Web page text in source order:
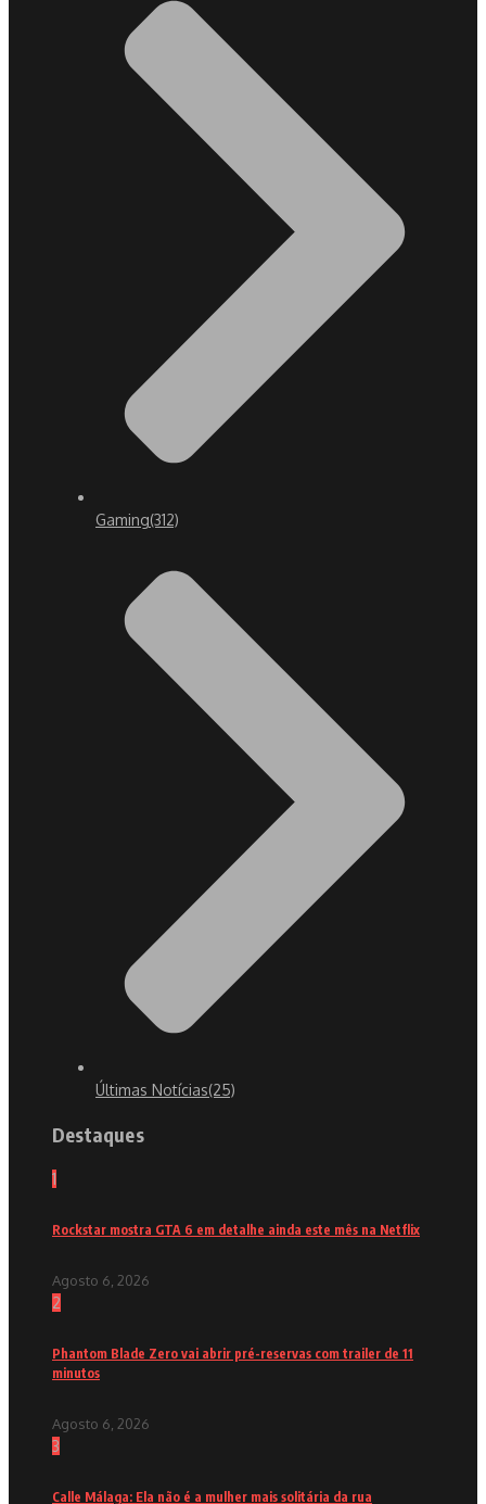
Gaming(312)
Últimas Notícias(25)
Destaques
1
Rockstar mostra GTA 6 em detalhe ainda este mês na Netflix
Agosto 6, 2026
2
Phantom Blade Zero vai abrir pré-reservas com trailer de 11
minutos
Agosto 6, 2026
3
Calle Málaga: Ela não é a mulher mais solitária da rua